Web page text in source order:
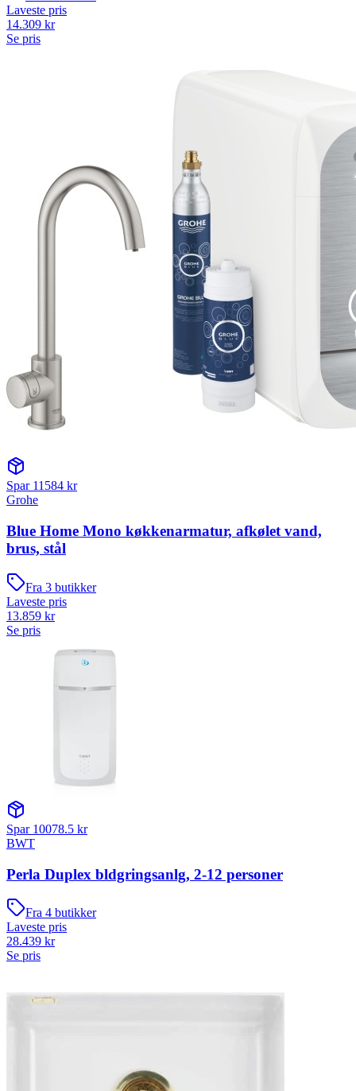
Laveste pris
14.309 kr
Se pris
Spar 11584 kr
Grohe
Blue Home Mono køkkenarmatur, afkølet vand,
brus, stål
Fra 3 butikker
Laveste pris
13.859 kr
Se pris
Spar 10078.5 kr
BWT
Perla Duplex bldgringsanlg, 2-12 personer
Fra 4 butikker
Laveste pris
28.439 kr
Se pris